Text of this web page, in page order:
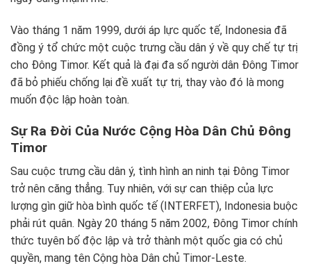
Vào tháng 1 năm 1999, dưới áp lực quốc tế, Indonesia đã
đồng ý tổ chức một cuộc trưng cầu dân ý về quy chế tự trị
cho Đông Timor. Kết quả là đại đa số người dân Đông Timor
đã bỏ phiếu chống lại đề xuất tự trị, thay vào đó là mong
muốn độc lập hoàn toàn.
Sự Ra Đời Của Nước Cộng Hòa Dân Chủ Đông
Timor
Sau cuộc trưng cầu dân ý, tình hình an ninh tại Đông Timor
trở nên căng thẳng. Tuy nhiên, với sự can thiệp của lực
lượng gìn giữ hòa bình quốc tế (INTERFET), Indonesia buộc
phải rút quân. Ngày 20 tháng 5 năm 2002, Đông Timor chính
thức tuyên bố độc lập và trở thành một quốc gia có chủ
quyền, mang tên Cộng hòa Dân chủ Timor-Leste.